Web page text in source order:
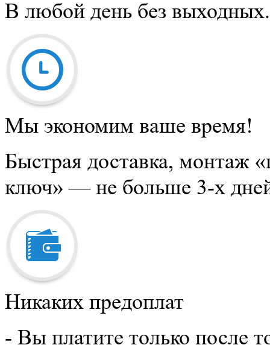
В любой день без выходных.
Мы экономим ваше время!
Быстрая доставка, монтаж
ключ» — не больше 3-х
Никаких предоплат
- Вы платите только после